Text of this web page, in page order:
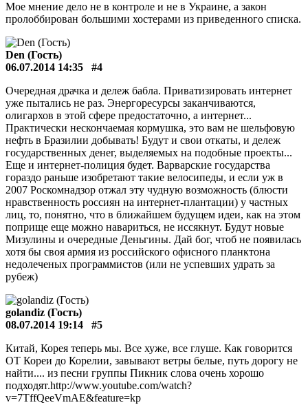
Мое мнение дело не в контроле и не в Украине, а закон
пролоббирован большими хостерами из приведенного списка.
Den (Гость)
06.07.2014 14:35
#4
Очередная драчка и дележ бабла. Приватизировать интернет
уже пытались не раз. Энергоресурсы заканчиваются,
олигархов в этой сфере предостаточно, а интернет...
Практически нескончаемая кормушка, это вам не шельфовую
нефть в Бразилии добывать! Будут и свои откаты, и дележ
государственных денег, выделяемых на подобные проекты...
Еще и интернет-полиция будет. Варварские государства
гораздо раньше изобретают такие велосипеды, и если уж в
2007 Роскомнадзор отжал эту чудную возможность (блюсти
нравственность россиян на интернет-плантации) у частных
лиц, то, понятно, что в ближайшем будущем идеи, как на этом
поприще еще можно навариться, не иссякнут. Будут новые
Мизулины и очередные Деньгины. Дай бог, чтоб не появилась
хотя бы своя армия из российского офисного планктона
недолеченых программистов (или не успевших удрать за
рубеж)
golandiz (Гость)
08.07.2014 19:14
#5
Китай, Корея теперь мы. Все хуже, все глуше. Как говорится
ОТ Кореи до Корелии, завывают ветры белые, путь дорогу не
найти.... из песни группы Пикник слова очень хорошо
подходят.http://www.youtube.com/watch?
v=7TffQeeVmAE&feature=kp